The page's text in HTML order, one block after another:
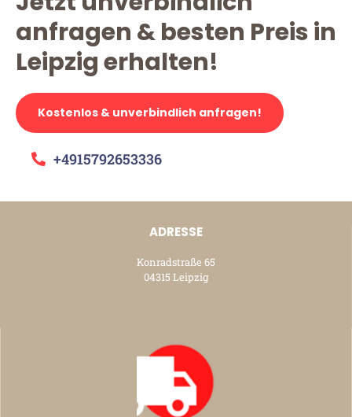
anfragen & besten Preis in
Leipzig erhalten!
Kostenlos & unverbindlich anfragen!
+4915792653336
ADRESSE
Konradstraße 65
04315 Leipzig